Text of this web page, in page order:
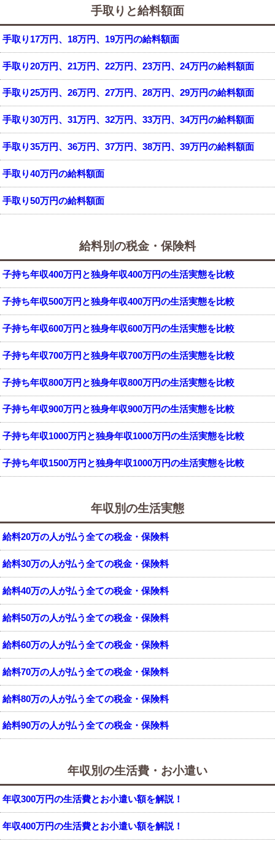
手取りと給料額面
手取り17万円、18万円、19万円の給料額面
手取り20万円、21万円、22万円、23万円、24万円の給料額面
手取り25万円、26万円、27万円、28万円、29万円の給料額面
手取り30万円、31万円、32万円、33万円、34万円の給料額面
手取り35万円、36万円、37万円、38万円、39万円の給料額面
手取り40万円の給料額面
手取り50万円の給料額面
給料別の税金・保険料
子持ち年収400万円と独身年収400万円の生活実態を比較
子持ち年収500万円と独身年収400万円の生活実態を比較
子持ち年収600万円と独身年収600万円の生活実態を比較
子持ち年収700万円と独身年収700万円の生活実態を比較
子持ち年収800万円と独身年収800万円の生活実態を比較
子持ち年収900万円と独身年収900万円の生活実態を比較
子持ち年収1000万円と独身年収1000万円の生活実態を比較
子持ち年収1500万円と独身年収1000万円の生活実態を比較
年収別の生活実態
給料20万の人が払う全ての税金・保険料
給料30万の人が払う全ての税金・保険料
給料40万の人が払う全ての税金・保険料
給料50万の人が払う全ての税金・保険料
給料60万の人が払う全ての税金・保険料
給料70万の人が払う全ての税金・保険料
給料80万の人が払う全ての税金・保険料
給料90万の人が払う全ての税金・保険料
年収別の生活費・お小遣い
年収300万円の生活費とお小遣い額を解説！
年収400万円の生活費とお小遣い額を解説！